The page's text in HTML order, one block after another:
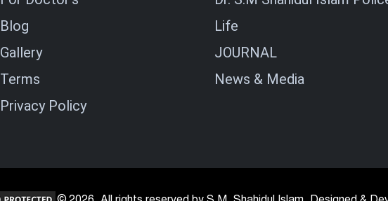
Blog
Gallery
Terms
Privacy Policy
Life
JOURNAL
News & Media